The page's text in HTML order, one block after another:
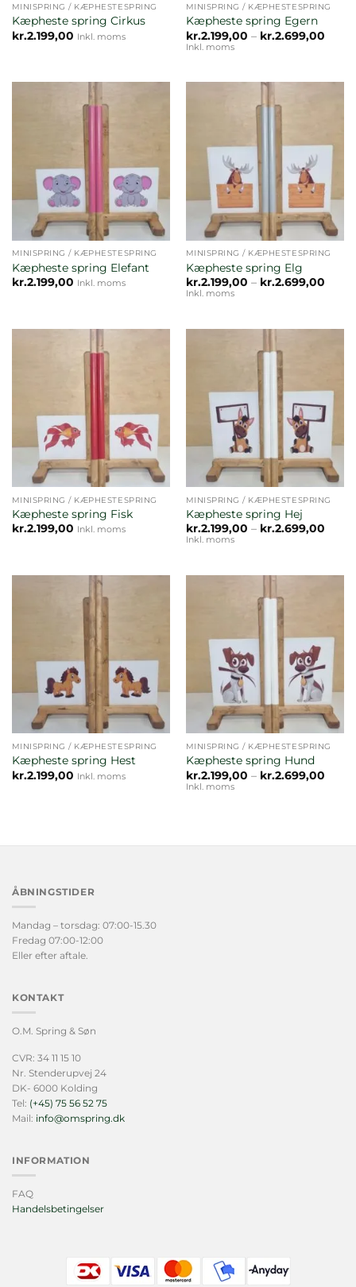
MINISPRING / KÆPHESTESPRING
Kæpheste spring Cirkus
kr.2.199,00 Inkl. moms
MINISPRING / KÆPHESTESPRING
Kæpheste spring Egern
kr.2.199,00 – kr.2.699,00
Inkl. moms
MINISPRING / KÆPHESTESPRING
Kæpheste spring Elefant
kr.2.199,00 Inkl. moms
MINISPRING / KÆPHESTESPRING
Kæpheste spring Elg
kr.2.199,00 – kr.2.699,00
Inkl. moms
MINISPRING / KÆPHESTESPRING
Kæpheste spring Fisk
kr.2.199,00 Inkl. moms
MINISPRING / KÆPHESTESPRING
Kæpheste spring Hej
kr.2.199,00 – kr.2.699,00
Inkl. moms
MINISPRING / KÆPHESTESPRING
Kæpheste spring Hest
kr.2.199,00 Inkl. moms
MINISPRING / KÆPHESTESPRING
Kæpheste spring Hund
kr.2.199,00 – kr.2.699,00
Inkl. moms
ÅBNINGSTIDER
Mandag – torsdag: 07:00-15.30
Fredag 07:00-12:00
Eller efter aftale.
KONTAKT
O.M. Spring & Søn
CVR: 34 11 15 10
Nr. Stenderupvej 24
DK- 6000 Kolding
Tel: (+45) 75 56 52 75
Mail: info@omspring.dk
INFORMATION
FAQ
Handelsbetingelser